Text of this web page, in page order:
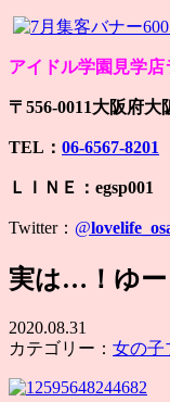
アイドル学園見学
〒556-0011大阪府
TEL： 06-6567-8201
ＬＩＮＥ：egsp001
Twitter： @
実は…！ゆー
2020.08.31
カテゴリー： 女の子